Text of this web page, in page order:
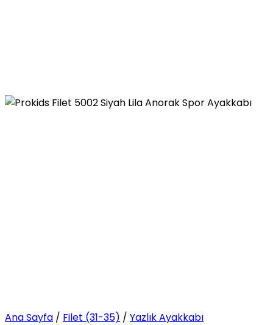
Ana Sayfa / Filet (31-35) / Yazlık Ayakkabı